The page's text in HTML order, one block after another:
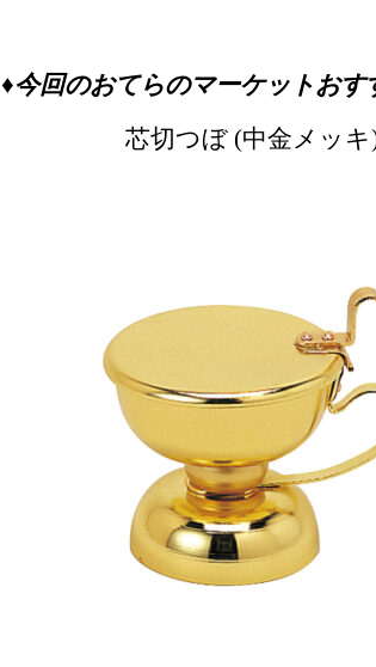
♦今回のおてらのマーケットおす
芯切つぼ (中金メッキ